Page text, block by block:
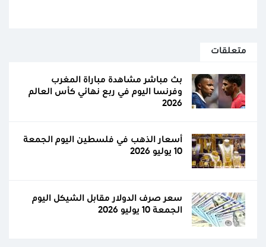
متعلقات
بث مباشر مشاهدة مباراة المغرب
وفرنسا اليوم في ربع نهائي كأس العالم
2026
أسعار الذهب في فلسطين اليوم الجمعة
10 يوليو 2026
سعر صرف الدولار مقابل الشيكل اليوم
الجمعة 10 يوليو 2026